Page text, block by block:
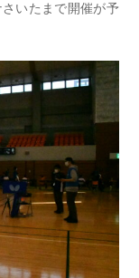
いたまで開催が予